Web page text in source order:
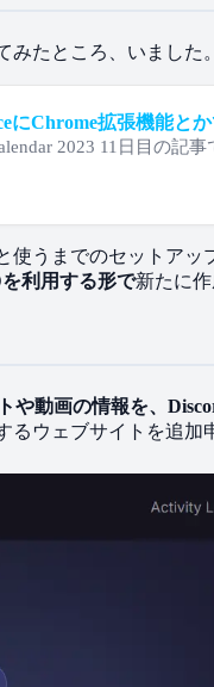
た​ところ、​いました。
に​Chrome拡張機能と
2023 11日目の​記事
使​うまでの​セットア
利用する​形で新たに​作
や​動画の​情報を、​
ウェブサイトを​追加